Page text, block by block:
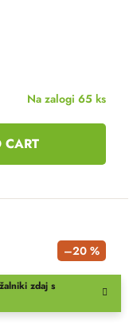
zdaj s
Na zalogi 65 ks
CART
–20 %